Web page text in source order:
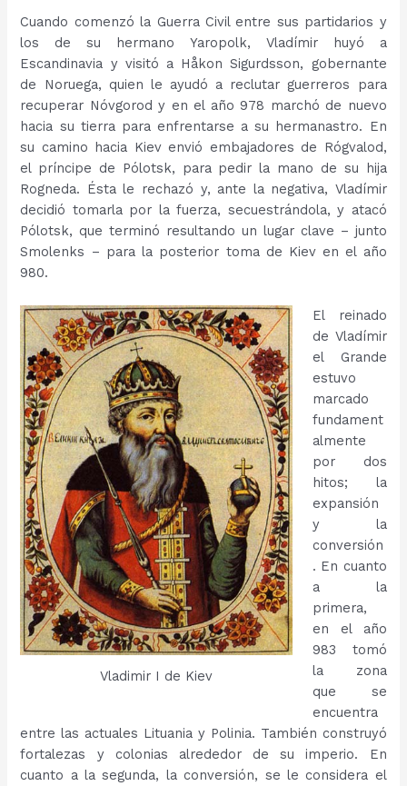
Cuando comenzó la Guerra Civil entre sus partidarios y
los de su hermano Yaropolk, Vladímir huyó a
Escandinavia y visitó a Håkon Sigurdsson, gobernante
de Noruega, quien le ayudó a reclutar guerreros para
recuperar Nóvgorod y en el año 978 marchó de nuevo
hacia su tierra para enfrentarse a su hermanastro. En
su camino hacia Kiev envió embajadores de Rógvalod,
el príncipe de Pólotsk, para pedir la mano de su hija
Rogneda. Ésta le rechazó y, ante la negativa, Vladímir
decidió tomarla por la fuerza, secuestrándola, y atacó
Pólotsk, que terminó resultando un lugar clave – junto
Smolenks – para la posterior toma de Kiev en el año
980.
Vladimir I de Kiev
El reinado
de Vladímir
el Grande
estuvo
marcado
fundament
almente
por dos
hitos; la
expansión
y la
conversión
. En cuanto
a la
primera,
en el año
983 tomó
la zona
que se
encuentra
entre las actuales Lituania y Polinia. También construyó
fortalezas y colonias alrededor de su imperio. En
cuanto a la segunda, la conversión, se le considera el